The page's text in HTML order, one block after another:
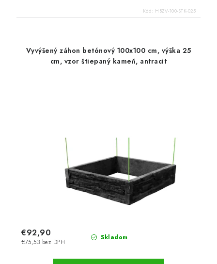
Kód: HBZV-100-STK-025
Vyvýšený záhon betónový 100x100 cm, výška 25
cm, vzor štiepaný kameň, antracit
Skladom
€75,53 bez DPH
€92,90